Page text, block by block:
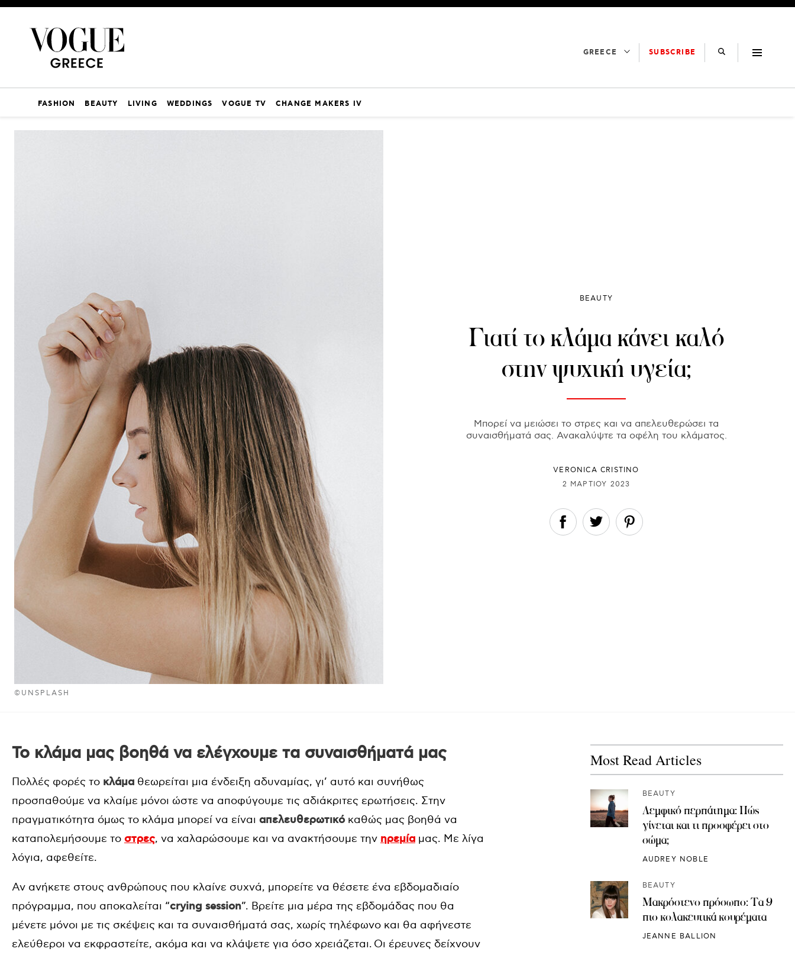
GREECE SUBSCRIBE
FASHION BEAUTY LIVING WEDDINGS VOGUE TV CHANGE MAKERS IV
©UNSPLASH
BEAUTY
Γιατί το κλάμα κάνει καλό
στην ψυχική υγεία;
Μπορεί να μειώσει το στρες και να απελευθερώσει τα
συναισθήματά σας. Ανακαλύψτε τα οφέλη του κλάματος.
VERONICA CRISTINO
2 ΜΑΡΤΊΟΥ 2023
Το κλάμα μας βοηθά να ελέγχουμε τα συναισθήματά μας
Πολλές φορές το κλάμα θεωρείται μια ένδειξη αδυναμίας, γι’ αυτό και συνήθως
προσπαθούμε να κλαίμε μόνοι ώστε να αποφύγουμε τις αδιάκριτες ερωτήσεις. Στην
πραγματικότητα όμως το κλάμα μπορεί να είναι απελευθερωτικόκαθώς μας βοηθά να
καταπολεμήσουμε το στρες, να χαλαρώσουμε και να ανακτήσουμε την ηρεμία μας. Με λίγα
λόγια, αφεθείτε.
Αν ανήκετε στους ανθρώπους που κλαίνε συχνά, μπορείτε να θέσετε ένα εβδομαδιαίο
πρόγραμμα, που αποκαλείται “crying session”. Βρείτε μια μέρα της εβδομάδας που θα
μένετε μόνοι με τις σκέψεις και τα συναισθήματά σας, χωρίς τηλέφωνο και θα αφήνεστε
ελεύθεροι να εκφραστείτε, ακόμα και να κλάψετε για όσο χρειάζεται. Οι έρευνες δείχνουν
Most Read Articles
BEAUTY
Λεμφικό περπάτημα: Πώς
γίνεται και τι προσφέρει στο
σώμα;
AUDREY NOBLE
BEAUTY
Μακρόστενο πρόσωπο: Τα 9
πιο κολακευτικά κουρέματα
JEANNE BALLION